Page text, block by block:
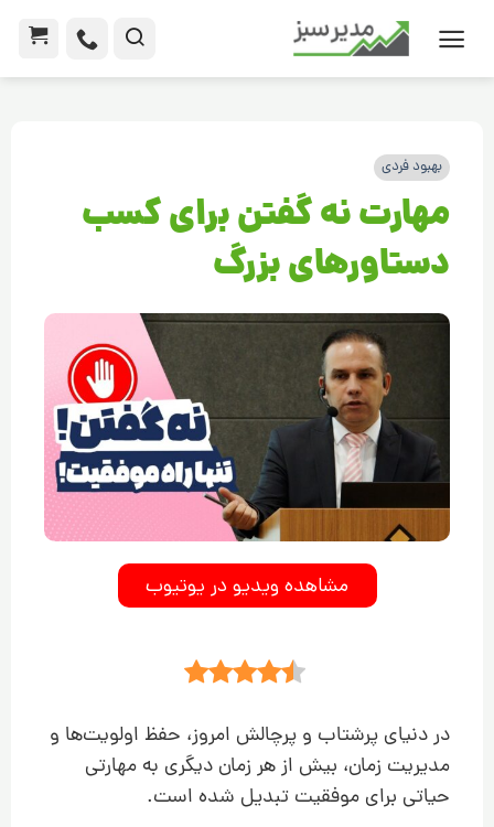
بهبود فردی
مهارت نه گفتن برای کسب
دستاورهای بزرگ
مشاهده ویدیو در یوتیوب
در دنیای پرشتاب و پرچالش امروز، حفظ اولویت‌ها و
مدیریت زمان، بیش از هر زمان دیگری به مهارتی
حیاتی برای موفقیت تبدیل شده است.